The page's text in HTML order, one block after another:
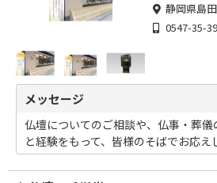
静岡県島
0547-35-
メッセージ
仏壇についてのご相談や、仏事・葬
と経験をもって、皆様のそばでお応え